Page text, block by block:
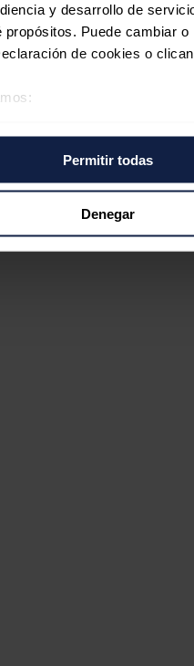
y desarrollo de
Puede cambiar
de cookies o
analizándolo activamente
cómo se procesan sus
. Puede cambiar o
cookies.
usan para personalizar el
el tráfico. Además,
nuestros partners de redes
hecho de sus servicios.
Permitir todas
Denegar
será publicada. Todos los
Google aplican.